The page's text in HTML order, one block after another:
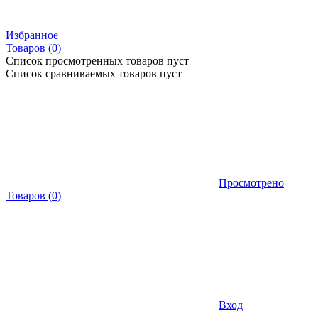
Избранное
Товаров (0)
Список просмотренных товаров пуст
Список сравниваемых товаров пуст
Просмотрено
Товаров (0)
Вход